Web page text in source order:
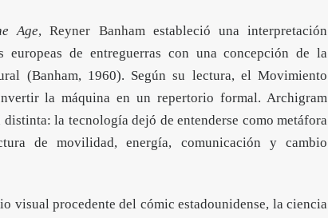
Age,Reyner Banham estableció una interpretación
de entreguerras con una concepción de la
(Banham, 1960). Según su lectura, el Movimiento
la máquina en un repertorio formal. Archigram
la tecnología dejó de entenderse como metáfora
de movilidad, energía, comunicación y cambio
visual procedente del cómic estadounidense, la ciencia